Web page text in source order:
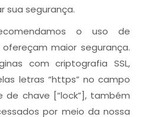
sua segurança.
o uso de
maior segurança.
com criptografia SSL,
letras “https” no campo
chave [“lock”], também
por meio da nossa